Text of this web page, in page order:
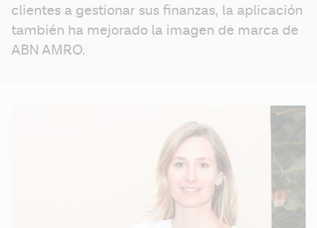
clientes a gestionar sus finanzas, la aplicación
también ha mejorado la imagen de marca de
ABN AMRO.